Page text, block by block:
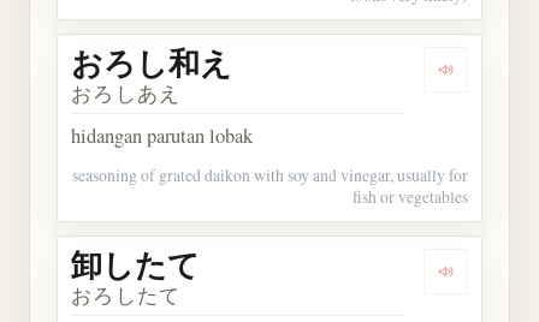
Dengarkan
おろし和え
おろしあえ
hidangan parutan lobak
seasoning of grated daikon with soy and vinegar, usually for
fish or vegetables
Dengarkan
卸したて
おろしたて